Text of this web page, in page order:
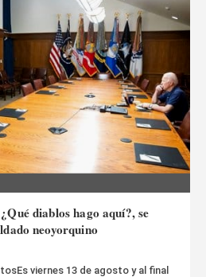
diablos hago aquí?, se
neoyorquino
viernes 13 de agosto y al final